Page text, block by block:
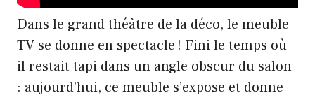
Dans le grand théâtre de la déco, le meuble
TV se donne en spectacle ! Fini le temps où
il restait tapi dans un angle obscur du salon
: aujourd’hui, ce meuble s’expose et donne